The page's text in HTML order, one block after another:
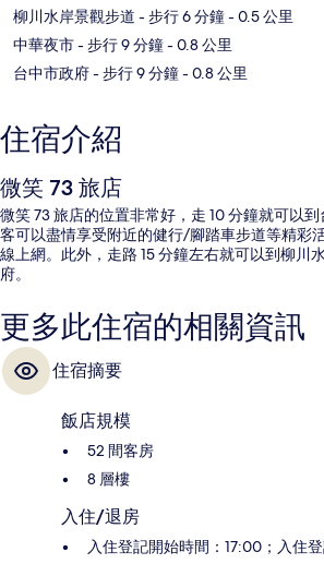
柳川水岸景觀步道 - 步行 6 分鐘- 0.5 公里
中華夜市- 步行 9 分鐘- 0.8 公里
台中市政府- 步行 9 分鐘- 0.8 公里
住宿介紹
微笑 73 旅店
微笑 73 旅店的位置非常好，走 10 分鐘就可以
客可以盡情享受附近的健行/腳踏車步道等精彩
線上網。此外，走路 15 分鐘左右就可以到柳川
府。
更多此住宿的相關資訊
住宿摘要
飯店規模
52 間客房
8 層樓
入住/退房
入住登記開始時間：17:00；入住